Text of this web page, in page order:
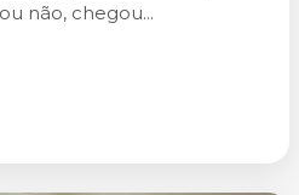
não, chegou...